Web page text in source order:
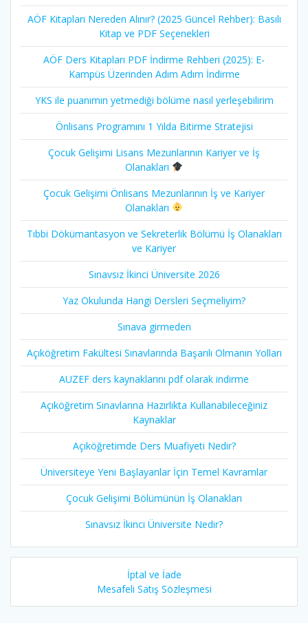
AÖF Kitapları Nereden Alınır? (2025 Güncel Rehber): Basılı
Kitap ve PDF Seçenekleri
AÖF Ders Kitapları PDF İndirme Rehberi (2025): E-
Kampüs Üzerinden Adım Adım İndirme
YKS ile puanımın yetmediği bölüme nasıl yerleşebilirim
Önlisans Programını 1 Yılda Bitirme Stratejisi
Çocuk Gelişimi Lisans Mezunlarının Kariyer ve İş
Olanakları
Çocuk Gelişimi Önlisans Mezunlarının İş ve Kariyer
Olanakları
Tıbbi Dökümantasyon ve Sekreterlik Bölümü İş Olanakları
ve Kariyer
Sınavsız İkinci Üniversite 2026
Yaz Okulunda Hangi Dersleri Seçmeliyim?
Sınava girmeden
Açıköğretim Fakültesi Sınavlarında Başarılı Olmanın Yolları
AUZEF ders kaynaklarını pdf olarak indirme
Açıköğretim Sınavlarına Hazırlıkta Kullanabileceğiniz
Kaynaklar
Açıköğretimde Ders Muafiyeti Nedir?
Üniversiteye Yeni Başlayanlar İçin Temel Kavramlar
Çocuk Gelişimi Bölümünün İş Olanakları
Sınavsız İkinci Üniversite Nedir?
İptal ve İade
Mesafeli Satış Sözleşmesi